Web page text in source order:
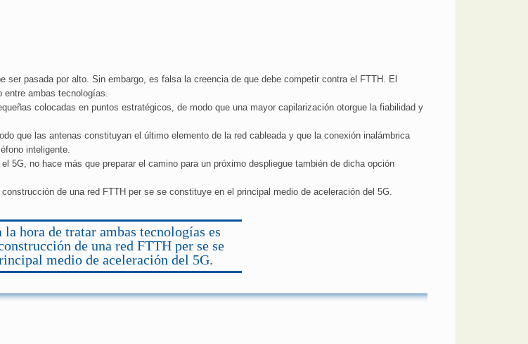
pasada por alto. Sin embargo, es falsa la creencia de que debe competir contra el FTTH. El
ambas tecnologías.
colocadas en puntos estratégicos, de modo que una mayor capilarización otorgue la fiabilidad y
que las antenas constituyan el último elemento de la red cableada y que la conexión inalámbrica
inteligente.
5G, no hace más que preparar el camino para un próximo despliegue también de dicha opción
de una red FTTH per se se constituye en el principal medio de aceleración del 5G.
hora de tratar ambas tecnologías es
de una red FTTH per se se
medio de aceleración del 5G.